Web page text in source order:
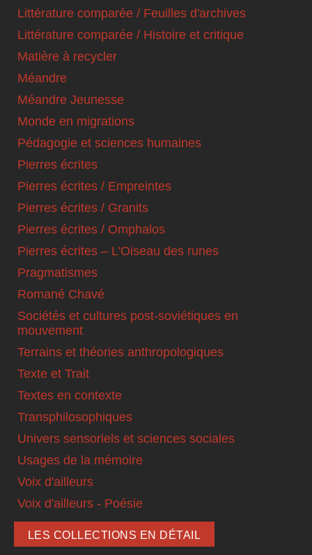
Littérature comparée / Feuilles d'archives
Littérature comparée / Histoire et critique
Matière à recycler
Méandre
Méandre Jeunesse
Monde en migrations
Pédagogie et sciences humaines
Pierres écrites
Pierres écrites / Empreintes
Pierres écrites / Granits
Pierres écrites / Omphalos
Pierres écrites – L'Oiseau des runes
Pragmatismes
Romané Chavé
Sociétés et cultures post-soviétiques en
mouvement
Terrains et théories anthropologiques
Texte et Trait
Textes en contexte
Transphilosophiques
Univers sensoriels et sciences sociales
Usages de la mémoire
Voix d'ailleurs
Voix d'ailleurs - Poésie
LES COLLECTIONS EN DÉTAIL